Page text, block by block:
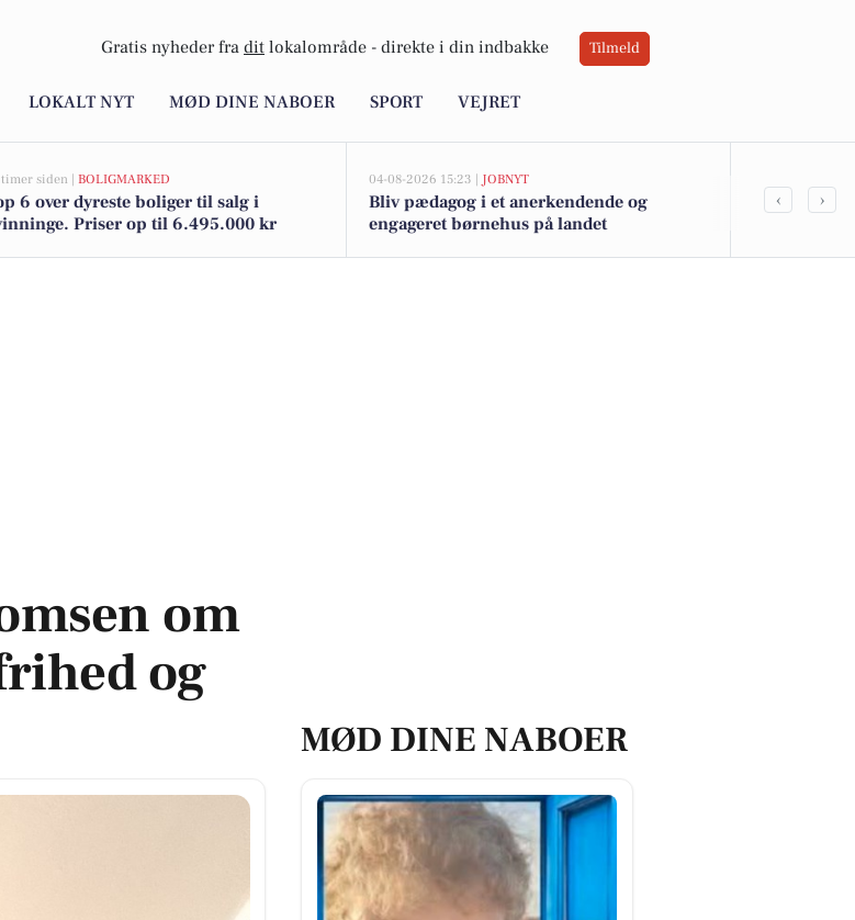
Gratis nyheder fra dit lokalområde - direkte i din indbakke Tilmeld
LOKALT NYT MØD DINE NABOER SPORT VEJRET
timer siden | BOLIGMARKED
6 over dyreste boliger til salg i
Priser op til 6.495.000 kr
04-08-2026 15:23 | JOBNYT
Bliv pædagog i et anerkendende og
engageret børnehus på landet
23-årig fra
‹ ›
mennesker
om
og
MØD DINE NABOER